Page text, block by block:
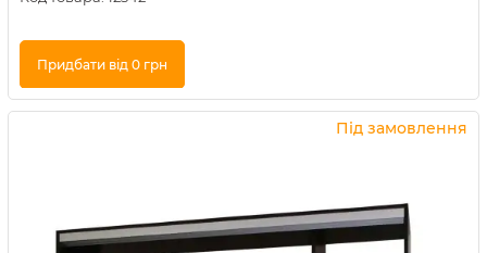
Придбати від 0 грн
Купити в 1 клік
Під замовлення